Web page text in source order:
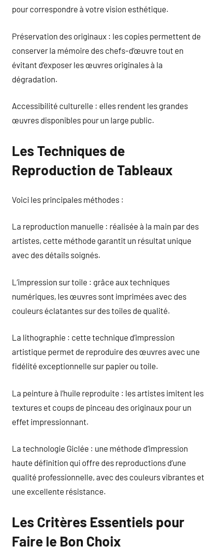
pour correspondre à votre vision esthétique.
Préservation des originaux : les copies permettent de
conserver la mémoire des chefs-d’œuvre tout en
évitant d’exposer les œuvres originales à la
dégradation.
Accessibilité culturelle : elles rendent les grandes
œuvres disponibles pour un large public.
Les Techniques de
Reproduction de Tableaux
Voici les principales méthodes :
La reproduction manuelle : réalisée à la main par des
artistes, cette méthode garantit un résultat unique
avec des détails soignés.
L’impression sur toile : grâce aux techniques
numériques, les œuvres sont imprimées avec des
couleurs éclatantes sur des toiles de qualité.
La lithographie : cette technique d’impression
artistique permet de reproduire des œuvres avec une
fidélité exceptionnelle sur papier ou toile.
La peinture à l’huile reproduite : les artistes imitent les
textures et coups de pinceau des originaux pour un
effet impressionnant.
La technologie Giclée : une méthode d’impression
haute définition qui offre des reproductions d’une
qualité professionnelle, avec des couleurs vibrantes et
une excellente résistance.
Les Critères Essentiels pour
Faire le Bon Choix